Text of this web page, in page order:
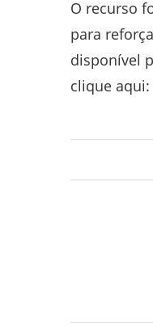
O recurso
para
disponível
clique aqui: